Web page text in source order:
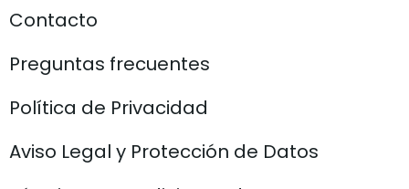
Contacto
Preguntas frecuentes
Política de Privacidad
Aviso Legal y Protección de Datos